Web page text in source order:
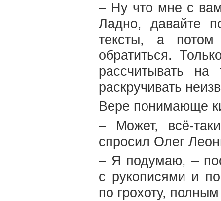
– Ну что мне с
Ладно, давайте
тексты, а
обратиться.
рассчитывать
раскручивать
Вере понимающе
– Может, всё-
спросил Олег
– Я подумаю, –
с рукописями и
по грохоту,